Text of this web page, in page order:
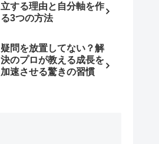
立する理由と自分軸を作
る3つの方法
疑問を放置してない？解
決のプロが教える成長を
加速させる驚きの習慣